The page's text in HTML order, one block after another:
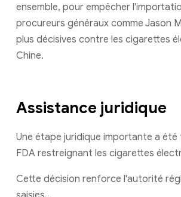
ensemble, pour empêcher
procureurs généraux comme Jason
plus décisives contre les cigarettes
Chine.
Assistance juridique
Une étape juridique importante a
FDA restreignant les cigarettes
Cette décision renforce l'autorité